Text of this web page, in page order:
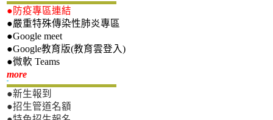
●防疫專區連結
●嚴重特殊傳染性肺炎專區
●Google meet
●Google教育版(教育雲登入)
●微軟 Teams
more新生專區
●新生報到
●招生管道名額